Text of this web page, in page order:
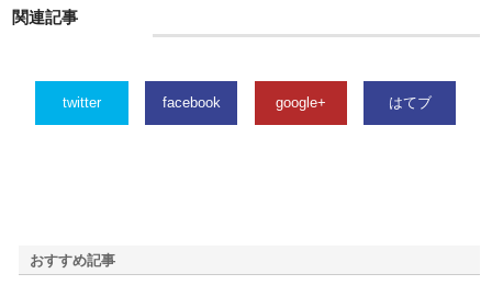
関連記事
twitter facebook google+ はてブ
おすすめ記事